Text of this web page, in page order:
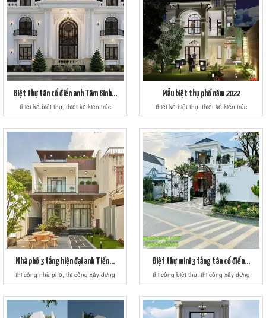
Biệt thự tân cổ điển anh Tâm Bình...
thiết kế biệt thự, thiết kế kiến trúc
Mẫu biệt thự phố năm 2022
thiết kế biệt thự, thiết kế kiến trúc
Nhà phố 3 tầng hiện đại anh Tiến...
thi công nhà phố, thi công xây dựng
Biệt thự mini 3 tầng tân cổ điển...
thi công biệt thự, thi công xây dựng